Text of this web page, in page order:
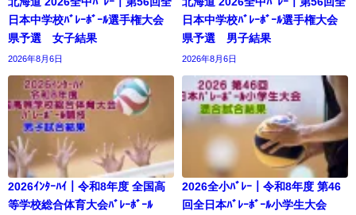
日本中学校ﾊﾞﾚｰﾎﾞｰﾙ選手権大会
県予選 女子結果
2026年8月6日
日本中学校ﾊﾞﾚｰﾎﾞｰﾙ選手権大会
県予選 男子結果
2026年8月6日
2026ｲﾝﾀｰﾊｲ｜令和8年度 全国高
等学校総合体育大会ﾊﾞﾚｰﾎﾞｰﾙ
2026全小ﾊﾞﾚｰ｜令和8年度 第46
回全日本ﾊﾞﾚｰﾎﾞｰﾙ小学生大会